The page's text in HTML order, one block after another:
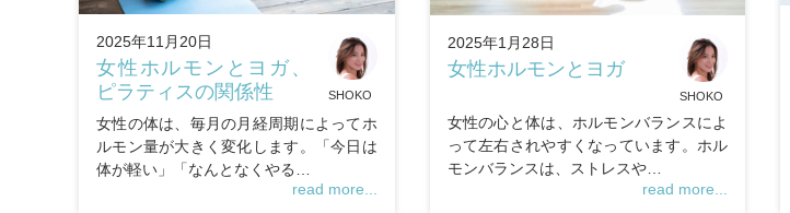
2025年11月20日
女性ホルモンとヨガ、
ピラティスの関係性
SHOKO
女性の体は、毎月の月経周期によってホ
ルモン量が大きく変化します。「今日は
体が軽い」「なんとなくやる…
read more...
2025年1月28日
女性ホルモンとヨガ
SHOKO
女性の心と体は、ホルモンバランスによ
って左右されやすくなっています。ホル
モンバランスは、ストレスや…
read more...